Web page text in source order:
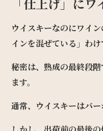
ウイスキーなのにワイ
インを混ぜている」わけ
秘密は、熟成の最終段
ます。
通常、ウイスキーはバー